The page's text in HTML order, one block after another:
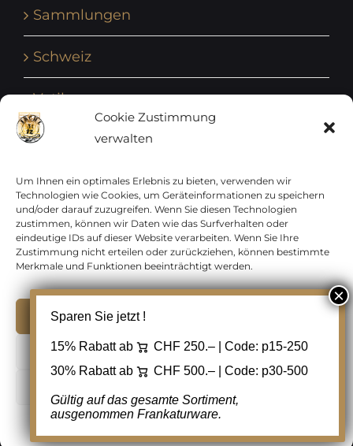
Cookie Zustimmung
verwalten
Um Ihnen ein optimales Erlebnis zu bieten, verwenden wir
Technologien wie Cookies, um Geräteinformationen zu speichern
und/oder darauf zuzugreifen. Wenn Sie diesen Technologien
zustimmen, können wir Daten wie das Surfverhalten oder
eindeutige IDs auf dieser Website verarbeiten. Wenn Sie Ihre
Zustimmung nicht erteilen oder zurückziehen, können bestimmte
Merkmale und Funktionen beeinträchtigt werden.
Ablehnen
Sammlungen
Schweiz
Vatikan
Vereinte Nationen
Vorphilatelie
Zensurbelege Österreich
Zensurbelege Schweiz
Copyright 2012 - 2024 URAY GmbH | All Rights
Reserved |
PCI Data Security Standards |
Facebook
Sparen Sie jetzt !
15% Rabatt ab CHF 250.– | Code: p15-250
30% Rabatt ab
CHF 500.– | Code: p30-500
Gültig auf das gesamte Sortiment,
ausgenommen Frankaturware.